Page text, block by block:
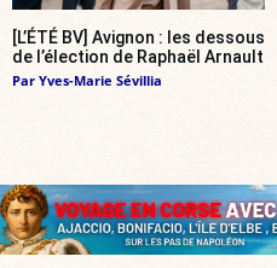
[L’ÉTÉ BV] Avignon : les dessous
de l’élection de Raphaël Arnault
Par Yves-Marie Sévillia